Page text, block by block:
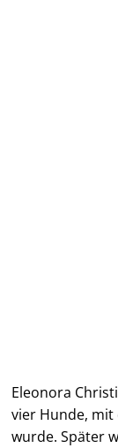
Eleonora
vier Hunde,
wurde. Später